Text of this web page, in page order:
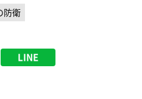
防衛
LINE